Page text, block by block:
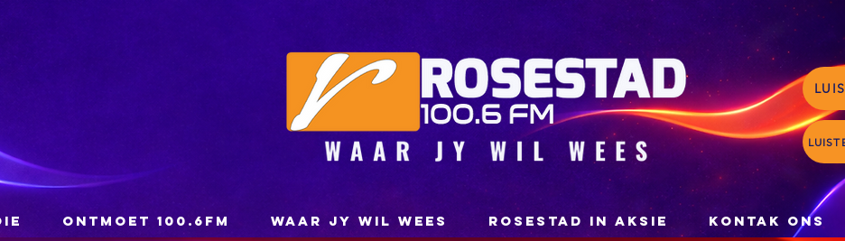
ONTMOET 100.6FM WAAR JY WIL WEES ROSESTAD IN AKSIE KONTAK ONS